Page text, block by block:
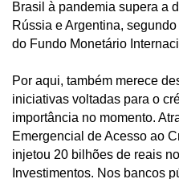
Brasil à pandemia supera a
Rússia e Argentina,
do Fundo Monetário
Por aqui, também merece
iniciativas voltadas para o
importância no momento.
Emergencial de Acesso ao
injetou 20 bilhões de reais
Investimentos. Nos bancos